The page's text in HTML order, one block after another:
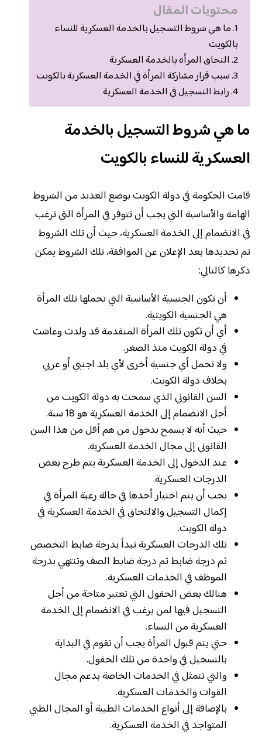
محتويات المقال
ما هي شروط التسجيل بالخدمة العسكرية للنساء
بالكويت
التحاق المرأة بالخدمة العسكرية
سبب قرار مشاركة المرأة في الخدمة العسكرية بالكويت
رابط التسجيل في الخدمة العسكرية
ما هي شروط التسجيل بالخدمة
العسكرية للنساء بالكويت
قامت الحكومة في دولة الكويت بوضع العديد من الشروط
الهامة والأساسية التي يجب أن تتوفر في المرأة التي ترغب
في الانضمام إلى الخدمة العسكرية، حيث أن تلك الشروط
تم تحديدها بعد الإعلان عن الموافقة، تلك الشروط يمكن
ذكرها كالتالي:
أن تكون الجنسية الأساسية التي تحملها تلك المرأة
هي الجنسية الكويتية.
أي أن تكون تلك المرأة المتقدمة قد ولدت وعاشت
في دولة الكويت منذ الصغر.
ولا تحمل أي جنسية أخرى لأي بلد اجنبي أو عربي
بخلاف دولة الكويت.
السن القانوني الذي سمحت به دولة الكويت من
أجل الانضمام إلى الخدمة العسكرية هو 18 سنة.
حيث أنه لا يسمح بدخول من هم أقل من هذا السن
القانوني إلى مجال الخدمة العسكرية.
عند الدخول إلى الخدمة العسكرية يتم طرح بعض
الدرجات العسكرية.
يجب أن يتم اختيار أحدها في حالة رغبة المرأة في
إكمال التسجيل والالتحاق في الخدمة العسكرية في
دولة الكويت.
تلك الدرجات العسكرية تبدأ بدرجة ضابط التخصص
ثم درجة ضابط ثم درجة ضابط الصف وتنتهي بدرجة
الموظف في الخدمات العسكرية.
هنالك بعض الحقول التي تعتبر متاحة من أجل
التسجيل فيها لمن يرغب في الانضمام إلى الخدمة
العسكرية من النساء.
حتي يتم قبول المرأة يجب أن تقوم في البداية
بالتسجيل في واحدة من تلك الحقول.
والتي تتمثل في الخدمات الخاصة بدعم مجال
القوات والخدمات العسكرية.
بالإضافة إلى أنواع الخدمات الطبية أو المجال الطبي
المتواجد في الخدمة العسكرية.